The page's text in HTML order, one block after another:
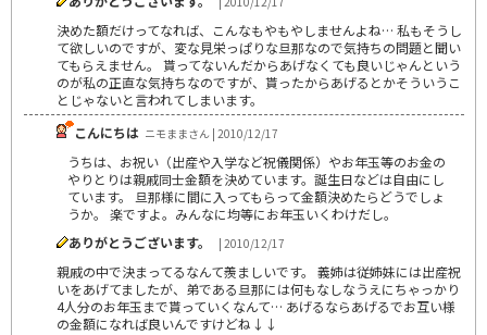
決めた額だけってなれば、こんなもやもやしませんよね… 私もそうし
て欲しいのですが、変な見栄っぱりな旦那なので気持ちの問題と聞い
てもらえません。 貰ってないんだからあげなくても良いじゃんという
のが私の正直な気持ちなのですが、貰ったからあげるとかそういうこ
とじゃないと言われてしまいます。
こんにちは ニモままさん | 2010/12/17
うちは、お祝い（出産や入学など祝儀関係）やお年玉等のお金の
やりとりは親戚同士金額を決めています。誕生日などは自由にし
ています。 旦那様に間に入ってもらって金額決めたらどうでしょ
うか。 楽ですよ。みんなに均等にお年玉いくわけだし。
ありがとうございます。
| 2010/12/17
親戚の中で決まってるなんて羨ましいです。 義姉は従姉妹には出産祝
いをあげてましたが、弟である旦那には何もなしなうえにちゃっかり
4人分のお年玉まで貰っていくなんて… あげるならあげるでお互い様
の金額になれば良いんですけどね↓↓